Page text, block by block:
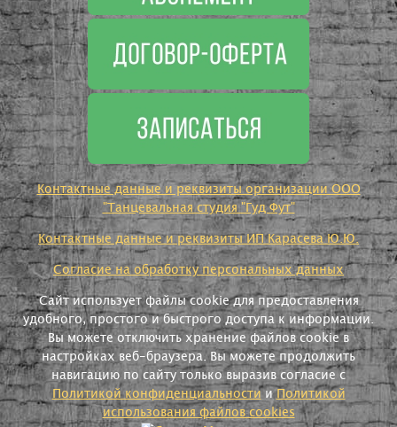
Контактные данные и реквизиты организации ООО
"Танцевальная студия "Гуд Фут"
Контактные данные и реквизиты ИП Карасева Ю.Ю.
Согласие на обработку персональных данных
Сайт использует файлы cookie для предоставления
удобного, простого и быстрого доступа к информации.
Вы можете отключить хранение файлов cookie в
настройках веб-браузера. Вы можете продолжить
навигацию по сайту только выразив согласие с
Политикой конфиденциальности иПолитикой
использования файлов cookies